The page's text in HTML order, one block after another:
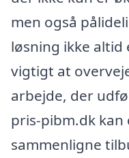
men også
løsning ikke
vigtigt at
arbejde, der
pris-pibm.dk
sammenligne